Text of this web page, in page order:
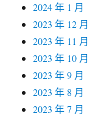
2024 年 1 月
2023 年 12 月
2023 年 11 月
2023 年 10 月
2023 年 9 月
2023 年 8 月
2023 年 7 月